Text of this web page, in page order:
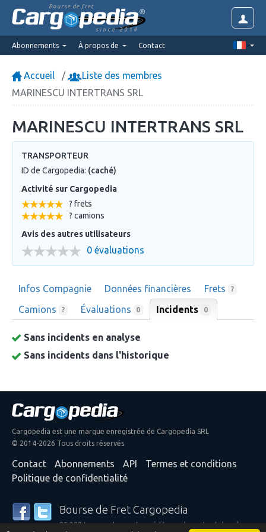
Bourse de fret
since 2014
Abonnements À propos de Contact
Accueil
Liste des membres
MARINESCU INTERTRANS SRL
MARINESCU INTERTRANS SRL
TRANSPORTEUR
ID de Cargopedia: (caché)
Activité sur Cargopedia
? frets
? camions
Avis des autres utilisateurs
0 évaluations
Infos Compagnie Données financières Frets ?
Camions ? Évaluations 0 Incidents 0
Sans incidents en analyse
Sans incidents dans l'historique
Cargopedia est une marque enregistrée de Cargopedia SRL
© 2014-2026 Tous droits réservés
Contact Abonnements API
Termes et conditions
Politique de confidentialité
Bourse de Fret Cargopedia
25 328 transporteurs et expéditeurs de partout dans le